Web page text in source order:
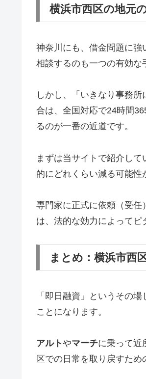
横浜市西区の地元
神奈川にも、借金問題に
相談するのも一つの有効な
しかし、「いきなり事務
合は、全国対応で24時間
るのが一番の近道です。
まずは当サイトで紹介し
的にどれくらい減る可能性
専門家に正式に依頼（受
は、法的な効力によってピ
まとめ：横浜市西
「即日融資」というその
ことになります。
アルトやマーチに乗って近
区での日常を取り戻すため